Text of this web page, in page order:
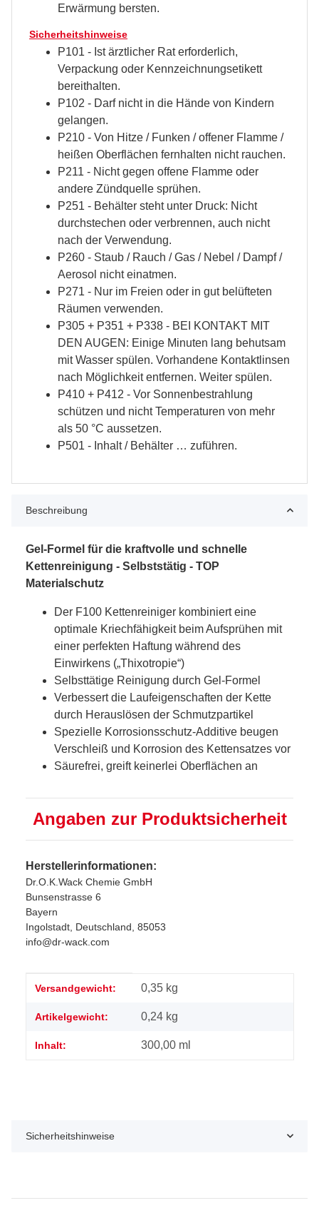
Erwärmung bersten.
Sicherheitshinweise
P101 - Ist ärztlicher Rat erforderlich,
Verpackung oder Kennzeichnungsetikett
bereithalten.
P102 - Darf nicht in die Hände von Kindern
gelangen.
P210 - Von Hitze / Funken / offener Flamme /
heißen Oberflächen fernhalten nicht rauchen.
P211 - Nicht gegen offene Flamme oder
andere Zündquelle sprühen.
P251 - Behälter steht unter Druck: Nicht
durchstechen oder verbrennen, auch nicht
nach der Verwendung.
P260 - Staub / Rauch / Gas / Nebel / Dampf /
Aerosol nicht einatmen.
P271 - Nur im Freien oder in gut belüfteten
Räumen verwenden.
P305 + P351 + P338 - BEI KONTAKT MIT
DEN AUGEN: Einige Minuten lang behutsam
mit Wasser spülen. Vorhandene Kontaktlinsen
nach Möglichkeit entfernen. Weiter spülen.
P410 + P412 - Vor Sonnenbestrahlung
schützen und nicht Temperaturen von mehr
als 50 °C aussetzen.
P501 - Inhalt / Behälter … zuführen.
Beschreibung
Gel-Formel für die kraftvolle und schnelle
Kettenreinigung - Selbststätig - TOP
Materialschutz
Der F100 Kettenreiniger kombiniert eine
optimale Kriechfähigkeit beim Aufsprühen mit
einer perfekten Haftung während des
Einwirkens („Thixotropie“)
Selbsttätige Reinigung durch Gel-Formel
Verbessert die Laufeigenschaften der Kette
durch Herauslösen der Schmutzpartikel
Spezielle Korrosionsschutz-Additive beugen
Verschleiß und Korrosion des Kettensatzes vor
Säurefrei, greift keinerlei Oberflächen an
Angaben zur Produktsicherheit
Herstellerinformationen:
Dr.O.K.Wack Chemie GmbH
Bunsenstrasse 6
Bayern
Ingolstadt, Deutschland, 85053
info@dr-wack.com
Produkteigenschaft
Wert
Versandgewicht: 0,35 kg
Artikelgewicht: 0,24 kg
Inhalt: 300,00 ml
Sicherheitshinweise